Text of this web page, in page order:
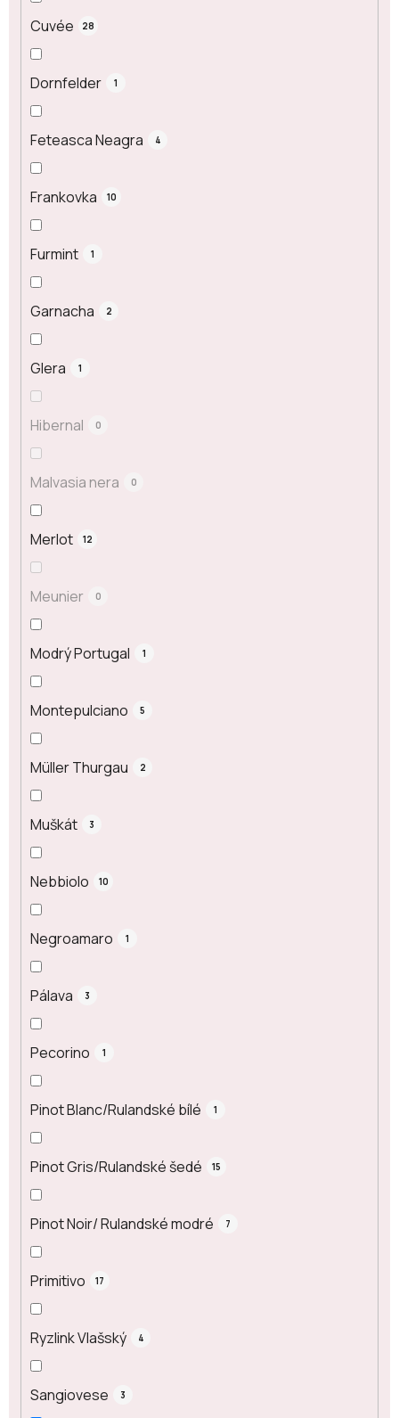
Cuvée 28
Dornfelder 1
Feteasca Neagra 4
Frankovka 10
Furmint 1
Garnacha 2
Glera 1
Hibernal 0
Malvasia nera 0
Merlot 12
Meunier 0
Modrý Portugal 1
Montepulciano 5
Müller Thurgau 2
Muškát 3
Nebbiolo 10
Negroamaro 1
Pálava 3
Pecorino 1
Pinot Blanc/Rulandské bílé 1
Pinot Gris/Rulandské šedé 15
Pinot Noir/ Rulandské modré 7
Primitivo 17
Ryzlink Vlašský 4
Sangiovese 3